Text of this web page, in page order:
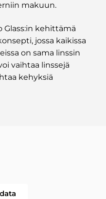
makuun.
Glass:in kehittämä
jossa kaikissa
on sama linssin
vaihtaa linssejä
kehyksiä